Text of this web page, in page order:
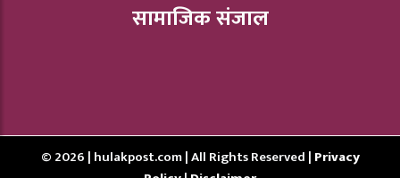
सामाजिक संजाल
© 2026 | hulakpost.com | All Rights Reserved | Privacy